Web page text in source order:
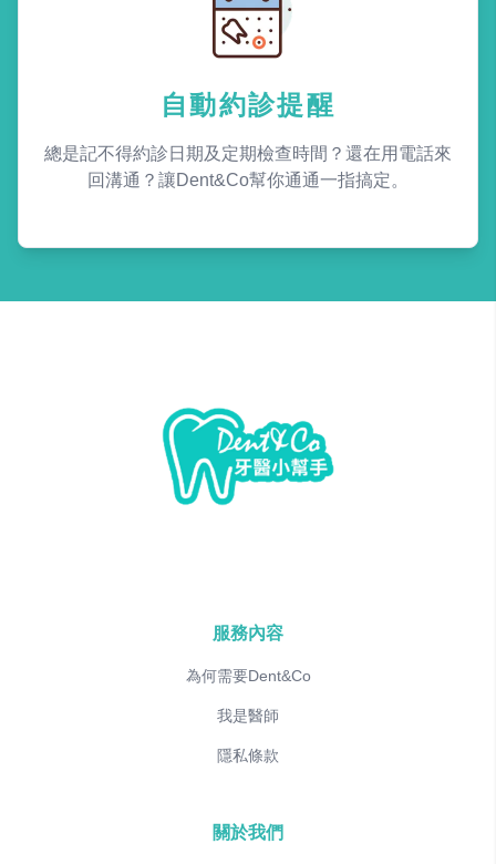
自動約診提醒
總是記不得約診日期及定期檢查時間？還在用電話來
回溝通？讓Dent&Co幫你通通一指搞定。
服務內容
為何需要Dent&Co
我是醫師
隱私條款
關於我們